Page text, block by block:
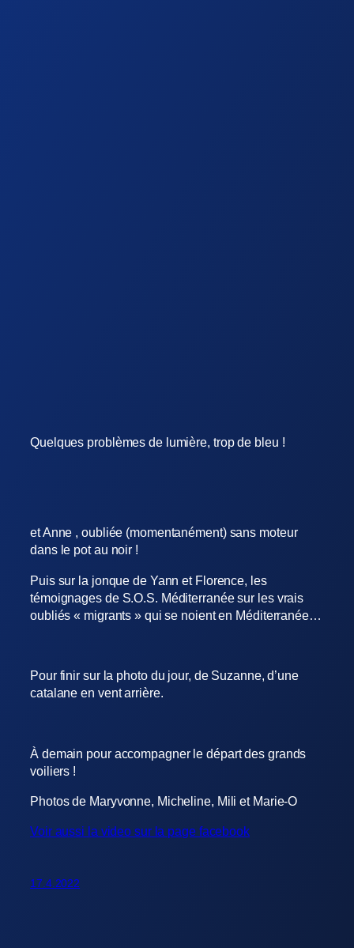
Quelques problèmes de lumière, trop de bleu !
et Anne , oubliée (momentanément) sans moteur
dans le pot au noir !
Puis sur la jonque de Yann et Florence, les
témoignages de S.O.S. Méditerranée sur les vrais
oubliés « migrants » qui se noient en Méditerranée…
Pour finir sur la photo du jour, de Suzanne, d’une
catalane en vent arrière.
À demain pour accompagner le départ des grands
voiliers !
Photos de Maryvonne, Micheline, Mili et Marie-O
Voir aussi la video sur la page facebook
17.4.2022